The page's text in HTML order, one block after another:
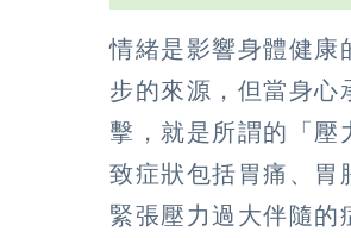
情緒是影響身體健康
步的來源，但當身心
擊，就是所謂的「壓
致症狀包括胃痛、胃
緊張壓力過大伴隨的